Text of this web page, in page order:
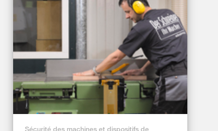
Sécurité des machines et dispositifs de